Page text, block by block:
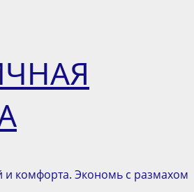
и комфорта. Экономь с размахом